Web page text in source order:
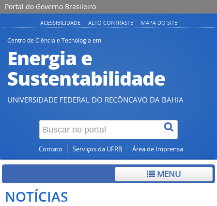
Portal do Governo Brasileiro
ACESSIBILIDADE ALTO CONTRASTE MAPA DO SITE
Centro de Ciência e Tecnologia em
Energia e
Sustentabilidade
UNIVERSIDADE FEDERAL DO RECÔNCAVO DA BAHIA
Contato Serviços da UFRB Área de Imprensa
MENU
NOTÍCIAS